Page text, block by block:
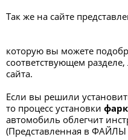
Так же на сайте
которую вы можете
соответствующем
сайта.
Если вы решили
то процесс установки
автомобиль облегчит
(Представленная в